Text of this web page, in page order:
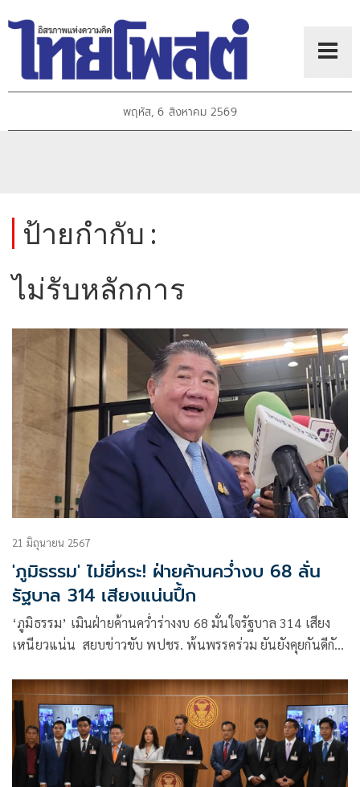
พฤหัส, 6 สิงหาคม 2569
ป้ายกำกับ :
ไม่รับหลักการ
21 มิถุนายน 2567
'ภูมิธรรม' ไม่ยี่หระ! ฝ่ายค้านคว่ำงบ 68 ลั่น
รัฐบาล 314 เสียงแน่นปึ้ก
‘ภูมิธรรม’ เมิน​ฝ่ายค้านคว่ำร่างงบ 68 มั่นใจ​รัฐบาล​ 314​ เสียง
เหนียวแน่น ​ สยบข่าวขับ พปชร. พ้นพรรคร่วม ยัน​ยังคุยกันดีกับ